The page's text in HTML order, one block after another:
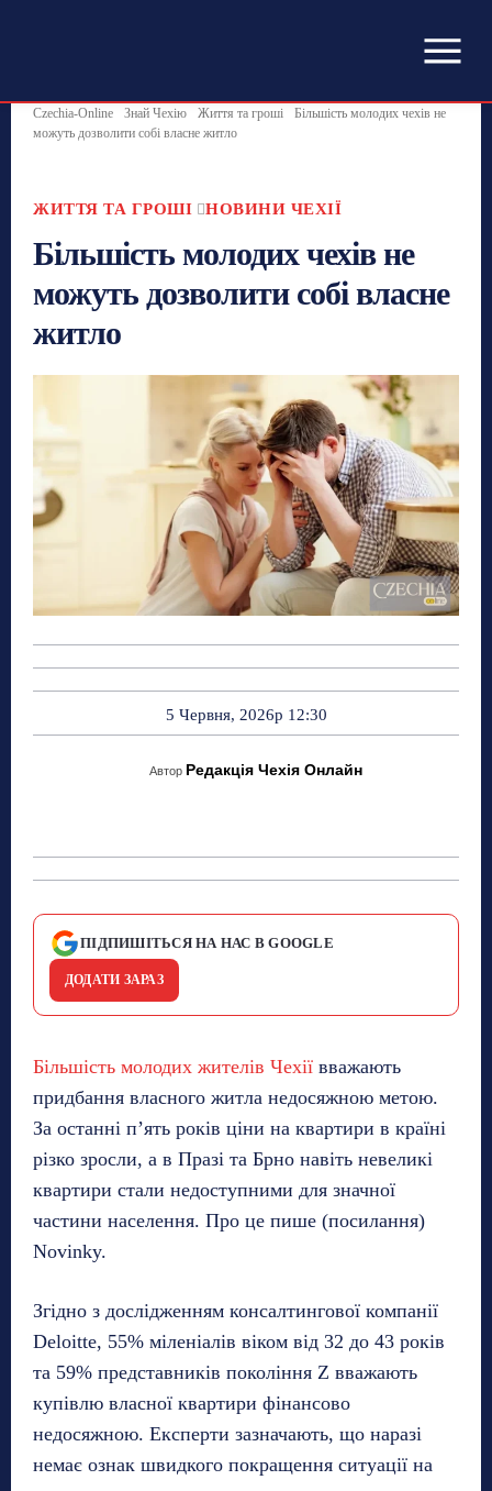
Czechia-Online Знай Чехію Життя та гроші
Більшість молодих чехів не
можуть дозволити собі власне житло
ЖИТТЯ ТА ГРОШІ НОВИНИ ЧЕХІЇ
Більшість молодих чехів не
можуть дозволити собі власне
житло
5 Червня, 2026р 12:30
Автор Редакція Чехія Онлайн
ПІДПИШІТЬСЯ НА НАС В GOOGLE
ДОДАТИ ЗАРАЗ
Більшість молодих жителів Чехії вважають
придбання власного житла недосяжною метою.
За останні п’ять років ціни на квартири в країні
різко зросли, а в Празі та Брно навіть невеликі
квартири стали недоступними для значної
частини населення. Про це пише (посилання)
Novinky.
Згідно з дослідженням консалтингової компанії
Deloitte, 55% міленіалів віком від 32 до 43 років
та 59% представників покоління Z вважають
купівлю власної квартири фінансово
недосяжною. Експерти зазначають, що наразі
немає ознак швидкого покращення ситуації на